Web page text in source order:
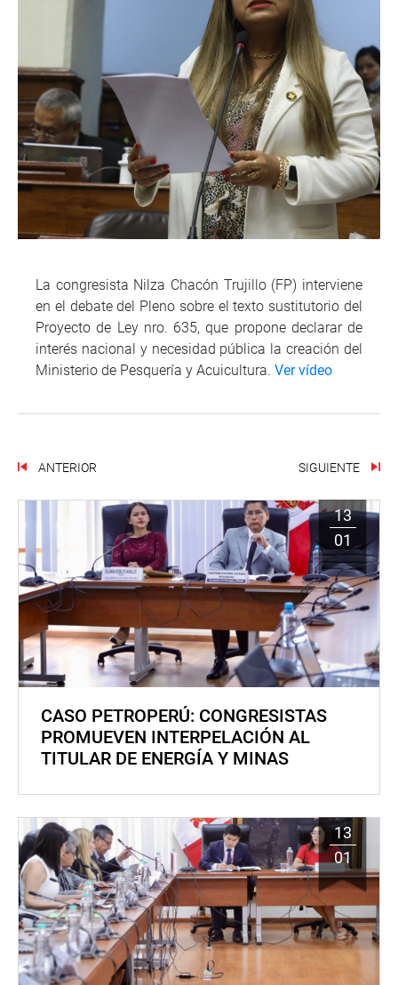
La congresista Nilza Chacón Trujillo (FP) interviene
en el debate del Pleno sobre el texto sustitutorio del
Proyecto de Ley nro. 635, que propone declarar de
interés nacional y necesidad pública la creación del
Ministerio de Pesquería y Acuicultura. Ver vídeo
ANTERIOR SIGUIENTE
13
01
CASO PETROPERÚ: CONGRESISTAS
PROMUEVEN INTERPELACIÓN AL
TITULAR DE ENERGÍA Y MINAS
13
01